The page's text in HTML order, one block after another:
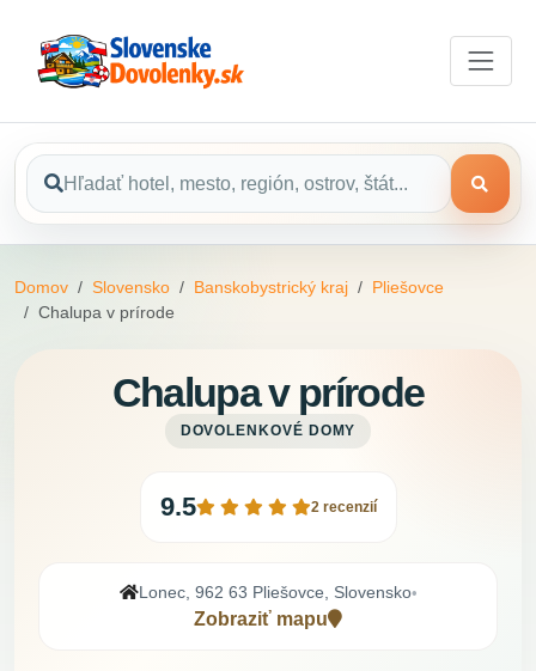
Domov Slovensko Banskobystrický kraj
Pliešovce
Chalupa v prírode
Chalupa v prírode
DOVOLENKOVÉ DOMY
9.5 2 recenzií
Lonec, 962 63 Pliešovce, Slovensko•
Zobraziť mapu